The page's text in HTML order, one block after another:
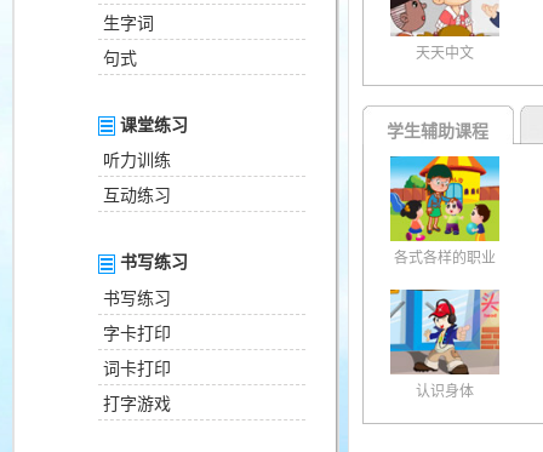
生字词
句式
课堂练习
听力训练
互动练习
书写练习
书写练习
字卡打印
词卡打印
打字游戏
天天中文
学生辅助课程
各式各样的职业
认识身体